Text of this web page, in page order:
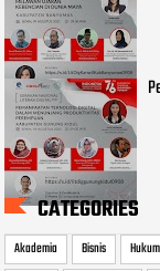
CATEGORIES
Akademia Bisnis Hukum